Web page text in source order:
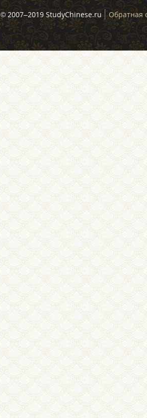
© 2007–2019 StudyChinese.ru Обратная